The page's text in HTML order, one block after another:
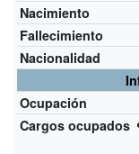
Nacimiento
Fallecimiento
Nacionalidad
Ocupación
Cargos ocupados